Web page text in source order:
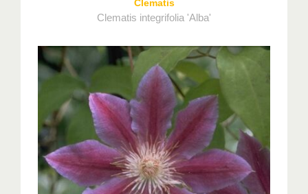
Clematis
Clematis integrifolia 'Alba'